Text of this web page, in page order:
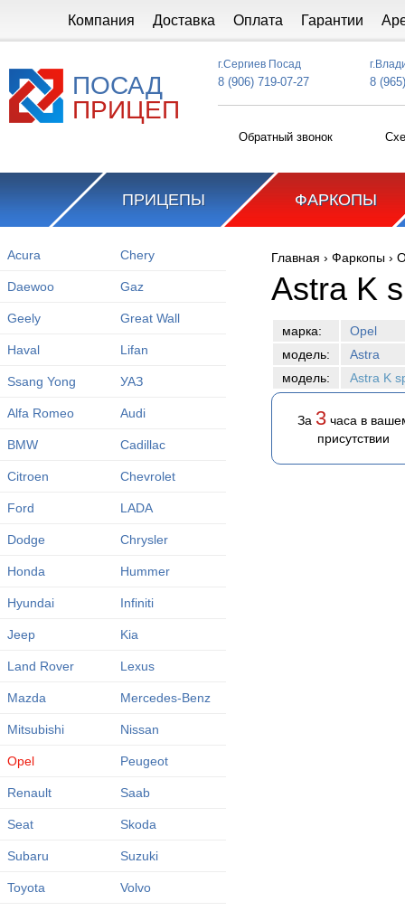
Компания Доставка Оплата Гарантии
ПОСАД
ПРИЦЕП
г.Сергиев Посад
8 (906) 719-07-27 8
Обратный звонок
ПРИЦЕПЫ ФАРКОПЫ
Acura Chery
Daewoo Gaz
Geely Great Wall
Haval Lifan
Ssang Yong УАЗ
Alfa Romeo Audi
BMW Cadillac
Citroen Chevrolet
Ford LADA
Dodge Chrysler
Honda Hummer
Hyundai Infiniti
Jeep Kia
Land Rover Lexus
Mazda Mercedes-Benz
Mitsubishi Nissan
Opel Peugeot
Renault Saab
Seat Skoda
Subaru Suzuki
Toyota Volvo
Вы здесь
Главная › Фаркопы ›
Astra K
марка:
Opel
модель:
Astra
модель:
Astra K
За 3часа в
присутствии